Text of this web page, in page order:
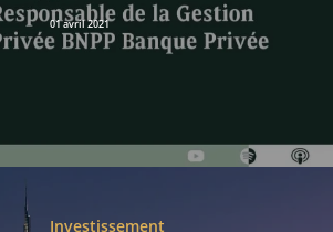
01 avril 2021
Investissement